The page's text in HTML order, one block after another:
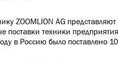
ZOOMLION AG
поставки техники
в Россию было поставлено